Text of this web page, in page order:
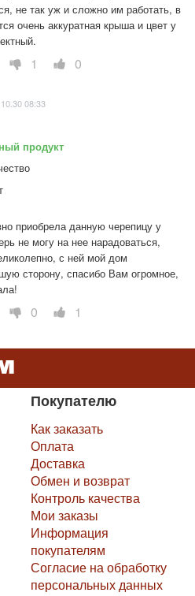
не так уж и сложно им работать, в
очень аккуратная крыша и цвет у
1 0
08:33
продукт
приобрела данную черепицу у
не могу на нее нарадоваться,
с ней мой дом
сторону, спасибо Вам огромное,
0 1
Покупателю
Как заказать
Оплата
Доставка
Обмен и возврат
Контроль качества
Мои заказы
Информация
покупателям
Согласие на обработку
персональных данных